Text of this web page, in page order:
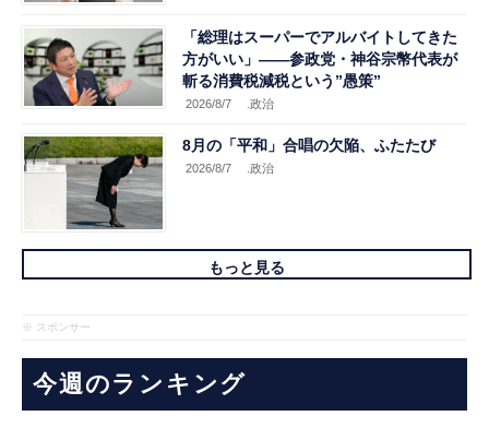
「総理はスーパーでアルバイトしてきた
方がいい」――参政党・神谷宗幣代表が
斬る消費税減税という”愚策”
2026/8/7 .政治
8月の「平和」合唱の欠陥、ふたたび
2026/8/7 .政治
もっと見る
※ スポンサー
今週のランキング